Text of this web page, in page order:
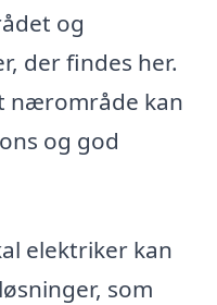
og
der findes her.
nærområde kan
og god
elektriker kan
som